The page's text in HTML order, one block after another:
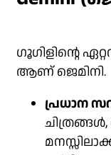
ഗൂഗിളിൻ്റെ
ആണ് ജെമിനി.
പ്രധാന